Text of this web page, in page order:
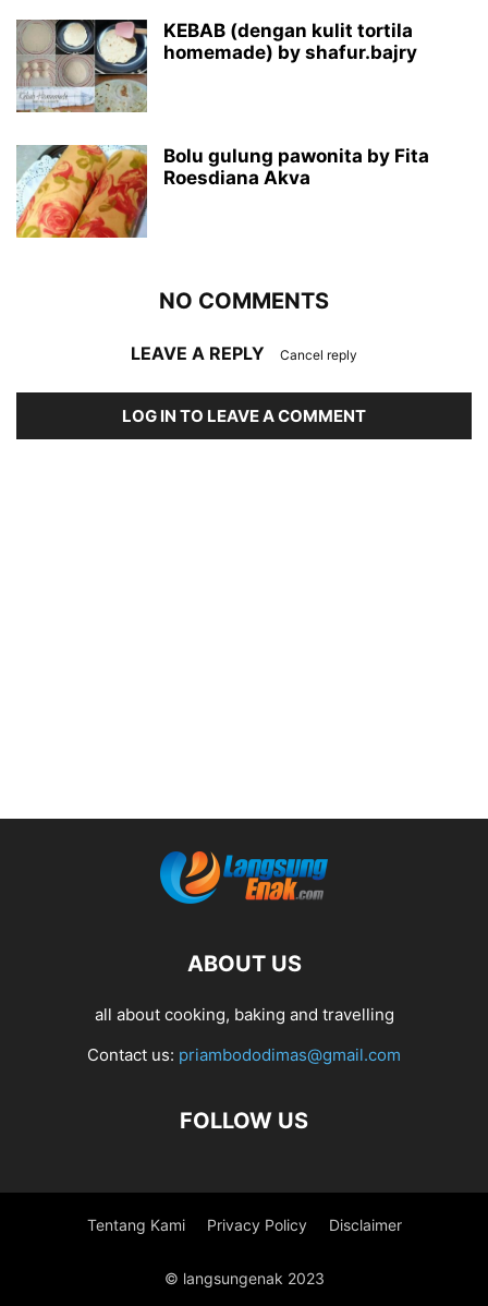
KEBAB (dengan kulit tortila
homemade) by shafur.bajry
Bolu gulung pawonita by Fita
Roesdiana Akva
NO COMMENTS
LEAVE A REPLY Cancel reply
LOG IN TO LEAVE A COMMENT
ABOUT US
all about cooking, baking and travelling
Contact us: priambododimas@gmail.com
FOLLOW US
Tentang Kami Privacy Policy Disclaimer
© langsungenak 2023